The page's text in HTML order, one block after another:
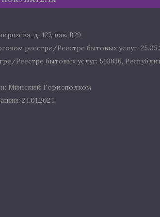
д. 127, пав. В29
реестре/Реестре бытовых услуг:
Реестре бытовых услуг: 510836,
Минский Горисполком
24.01.2024